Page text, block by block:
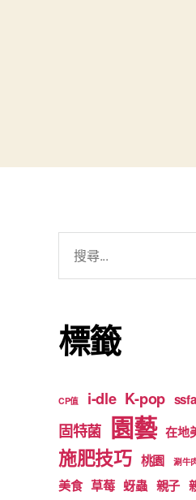
字:
標籤
CP值 i-dle K-pop
固特菌 園藝 在地
施肥技巧 桃園 涮牛
美食 草莓 蚜蟲 親子